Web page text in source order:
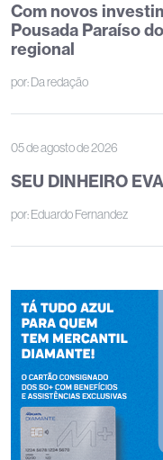
Com novos
Pousada Paraíso
regional
por:Da redação
05 de agosto de 2026
SEU DINHEIRO
por:Eduardo Fernandez